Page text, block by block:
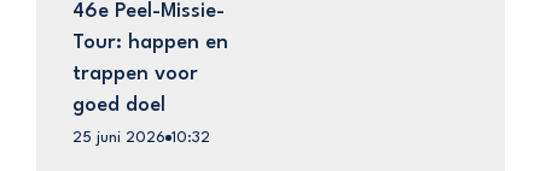
46e Peel-Missie-
Tour: happen en
trappen voor
goed doel
25 juni 2026 10:32